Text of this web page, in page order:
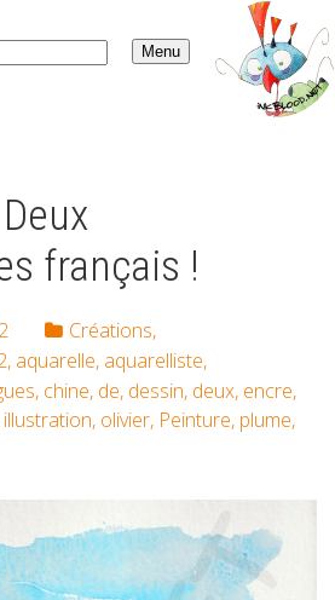
Menu
français !
Créations,
, aquarelle, aquarelliste,
, chine, de, dessin, deux, encre,
illustration, olivier, Peinture, plume,